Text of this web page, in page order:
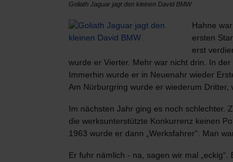
Goliath Jaguar jagt den kleinen David BMW
Hahne
ersten
erst
wurde er Vierter. Mehr war nicht drin. In
Immerhin wurde er in Neuenahr wieder
Am Nürburgring wurde er wiederum
Im nächsten Jahr ging es noch schlechter.
die werksunterstützte Konkurrenz keinen
1963 wurde er dann „Werksfahrer“. Man
Er fuhr nämlich - na, sagen wir mal